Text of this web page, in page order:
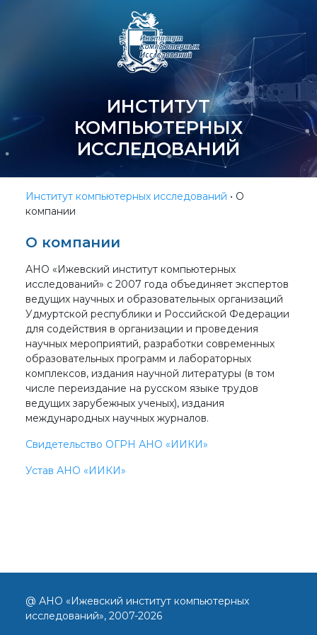
ИНСТИТУТ
КОМПЬЮТЕРНЫХ
ИССЛЕДОВАНИЙ
Институт компьютерных исследований • О
компании
О компании
АНО «Ижевский институт компьютерных
исследований» с 2007 года объединяет экспертов
ведущих научных и образовательных организаций
Удмуртской республики и Российской Федерации
для содействия в организации и проведения
научных мероприятий, разработки современных
образовательных программ и лабораторных
комплексов, издания научной литературы (в том
числе переиздание на русском языке трудов
ведущих зарубежных ученых), издания
международных научных журналов.
Свидетельство ОГРН АНО «ИИКИ»
Устав АНО «ИИКИ»
@ АНО «Ижевский институт компьютерных
исследований», 2007-2026